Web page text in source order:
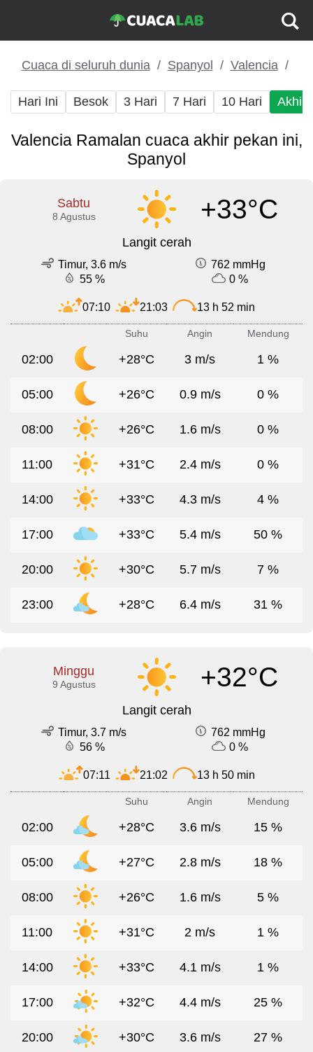
Cuaca di seluruh dunia Spanyol Valencia
Hari Ini Besok 3 Hari 7 Hari 10 Hari Akhir
Valencia Ramalan cuaca akhir pekan ini,
Spanyol
Sabtu
8 Agustus +33°C
Langit cerah
Timur, 3.6 m/s
762 mmHg
55 %
0 %
07:10 21:03 13 h 52 min
Suhu Angin Mendung
02:00 +28°C 3 m/s 1 %
05:00 +26°C 0.9 m/s 0 %
08:00 +26°C 1.6 m/s 0 %
11:00 +31°C 2.4 m/s 0 %
14:00 +33°C 4.3 m/s 4 %
17:00 +33°C 5.4 m/s 50 %
20:00 +30°C 5.7 m/s 7 %
23:00 +28°C 6.4 m/s 31 %
Minggu
9 Agustus +32°C
Langit cerah
Timur, 3.7 m/s
762 mmHg
56 %
0 %
07:11 21:02 13 h 50 min
Suhu Angin Mendung
02:00 +28°C 3.6 m/s 15 %
05:00 +27°C 2.8 m/s 18 %
08:00 +26°C 1.6 m/s 5 %
11:00 +31°C 2 m/s 1 %
14:00 +33°C 4.1 m/s 1 %
17:00 +32°C 4.4 m/s 25 %
20:00 +30°C 3.6 m/s 27 %